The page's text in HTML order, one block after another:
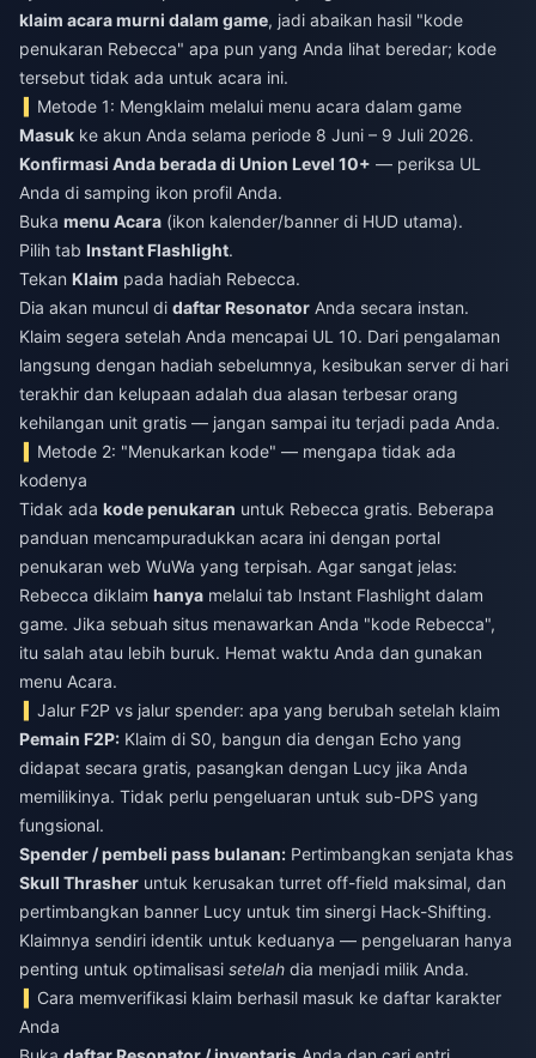
klaim acara murni dalam game, jadi abaikan hasil "kode
penukaran Rebecca" apa pun yang Anda lihat beredar; kode
tersebut tidak ada untuk acara ini.
Metode 1: Mengklaim melalui menu acara dalam game
Masuk ke akun Anda selama periode 8 Juni – 9 Juli 2026.
Konfirmasi Anda berada di Union Level 10+ — periksa UL
Anda di samping ikon profil Anda.
Buka menu Acara (ikon kalender/banner di HUD utama).
Pilih tab Instant Flashlight.
Tekan Klaim pada hadiah Rebecca.
Dia akan muncul di daftar Resonator Anda secara instan.
Klaim segera setelah Anda mencapai UL 10. Dari pengalaman
langsung dengan hadiah sebelumnya, kesibukan server di hari
terakhir dan kelupaan adalah dua alasan terbesar orang
kehilangan unit gratis — jangan sampai itu terjadi pada Anda.
Metode 2: "Menukarkan kode" — mengapa tidak ada
kodenya
Tidak ada kode penukaran untuk Rebecca gratis. Beberapa
panduan mencampuradukkan acara ini dengan portal
penukaran web WuWa yang terpisah. Agar sangat jelas:
Rebecca diklaim hanya melalui tab Instant Flashlight dalam
game. Jika sebuah situs menawarkan Anda "kode Rebecca",
itu salah atau lebih buruk. Hemat waktu Anda dan gunakan
menu Acara.
Jalur F2P vs jalur spender: apa yang berubah setelah klaim
Pemain F2P: Klaim di S0, bangun dia dengan Echo yang
didapat secara gratis, pasangkan dengan Lucy jika Anda
memilikinya. Tidak perlu pengeluaran untuk sub-DPS yang
fungsional.
Spender / pembeli pass bulanan: Pertimbangkan senjata khas
Skull Thrasher untuk kerusakan turret off-field maksimal, dan
pertimbangkan banner Lucy untuk tim sinergi Hack-Shifting.
Klaimnya sendiri identik untuk keduanya — pengeluaran hanya
penting untuk optimalisasi setelah dia menjadi milik Anda.
Cara memverifikasi klaim berhasil masuk ke daftar karakter
Anda